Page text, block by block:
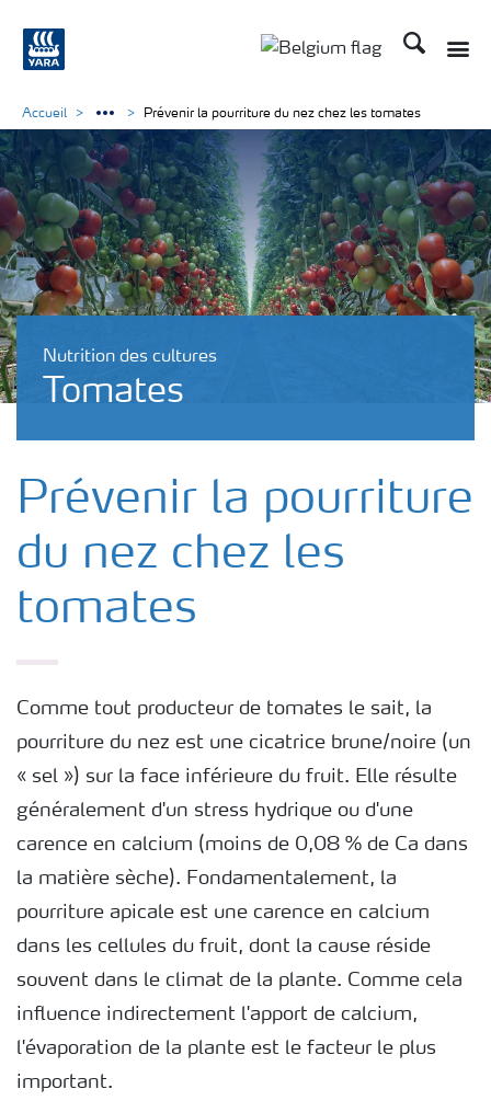
Recherche
Nutrition des cultures
Tomates
Accueil Prévenir la pourriture du nez chez les tomates
Prévenir la pourriture
du nez chez les
tomates
Comme tout producteur de tomates le sait, la
pourriture du nez est une cicatrice brune/noire (un
« sel ») sur la face inférieure du fruit. Elle résulte
généralement d'un stress hydrique ou d'une
carence en calcium (moins de 0,08 % de Ca dans
la matière sèche). Fondamentalement, la
pourriture apicale est une carence en calcium
dans les cellules du fruit, dont la cause réside
souvent dans le climat de la plante. Comme cela
influence indirectement l'apport de calcium,
l'évaporation de la plante est le facteur le plus
important.